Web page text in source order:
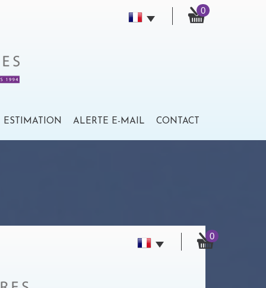
0
ESTIMATION ALERTE E-MAIL CONTACT
0